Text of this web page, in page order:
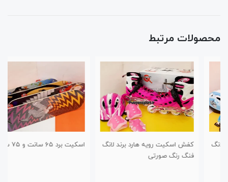
محصولات مرتبط
کفش اسکیت رویه هارد برند لانگ
فنگ رنگ صورتی
اسکیت برد ۶۵ سانت و ۷۵ سانت